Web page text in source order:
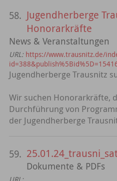
58. Jugendherberge
Honorarkräfte
News & Veranstaltungen
URL: https://www.trausnitz.de/
Jugendherberge Trausnitz
Wir suchen Honorarkräfte,
Durchführung von
der Jugendherberge
59.
Dokumente & PDFs